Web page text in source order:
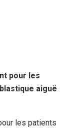
pour les
aiguë
les patients